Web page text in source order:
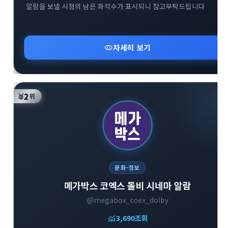
알람을 보낼 시점의 남은 좌석수가 표시되니 참고부탁드립니다
visibility자세히 보기
🥈2위
문화·정보
메가박스 코엑스 돌비 시네마 알람
@megabox_coex_dolby
monitoring3,690조회